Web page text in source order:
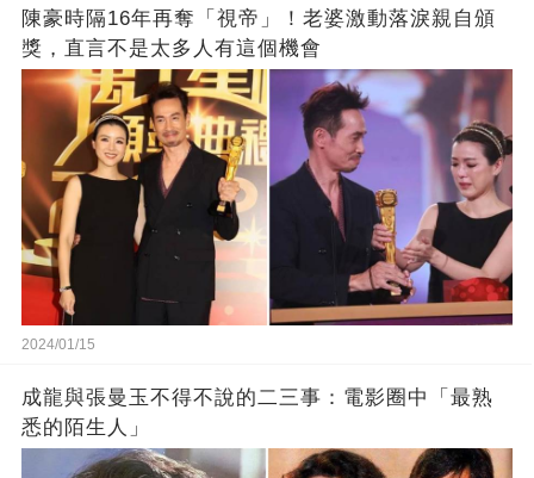
陳豪時隔16年再奪「視帝」！老婆激動落淚親自頒
獎，直言不是太多人有這個機會
2024/01/15
成龍與張曼玉不得不說的二三事：電影圈中「最熟
悉的陌生人」